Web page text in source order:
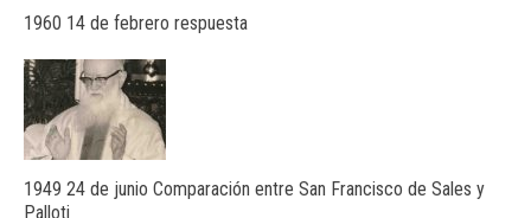
1960 14 de febrero respuesta
1949 24 de junio Comparación entre San Francisco de Sales y
Palloti